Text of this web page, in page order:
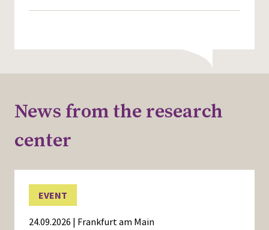
Events
News from the research
center
EVENT
24.09.2026 | Frankfurt am Main